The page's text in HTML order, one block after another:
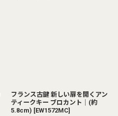
フランス古鍵 新しい扉を開くアン
ティークキー ブロカント｜(約
5.8cm) [EW1572MC]